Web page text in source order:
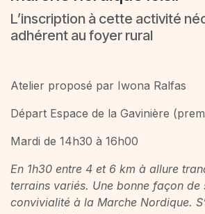
L’inscription à cette activité
adhérent au foyer rural
Atelier proposé par Iwona Ralfas
Départ Espace de la Gavinière
Mardi de 14h30 à 16h00
En 1h30 entre 4 et 6 km à allure
terrains variés. Une bonne façon de
convivialité à la Marche Nordique.